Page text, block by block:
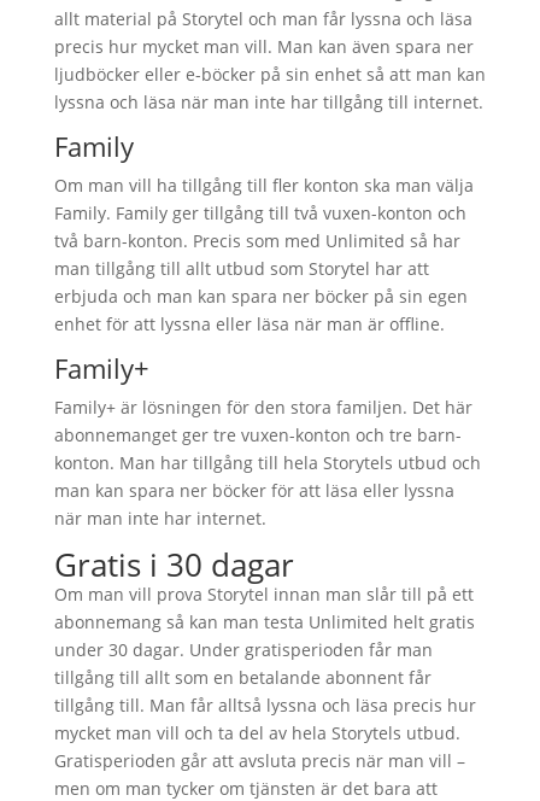
allt material på Storytel och man får lyssna och läsa
precis hur mycket man vill. Man kan även spara ner
ljudböcker eller e-böcker på sin enhet så att man kan
lyssna och läsa när man inte har tillgång till internet.
Family
Om man vill ha tillgång till fler konton ska man välja
Family. Family ger tillgång till två vuxen-konton och
två barn-konton. Precis som med Unlimited så har
man tillgång till allt utbud som Storytel har att
erbjuda och man kan spara ner böcker på sin egen
enhet för att lyssna eller läsa när man är offline.
Family+
Family+ är lösningen för den stora familjen. Det här
abonnemanget ger tre vuxen-konton och tre barn-
konton. Man har tillgång till hela Storytels utbud och
man kan spara ner böcker för att läsa eller lyssna
när man inte har internet.
Gratis i 30 dagar
Om man vill prova Storytel innan man slår till på ett
abonnemang så kan man testa Unlimited helt gratis
under 30 dagar. Under gratisperioden får man
tillgång till allt som en betalande abonnent får
tillgång till. Man får alltså lyssna och läsa precis hur
mycket man vill och ta del av hela Storytels utbud.
Gratisperioden går att avsluta precis när man vill –
men om man tycker om tjänsten är det bara att